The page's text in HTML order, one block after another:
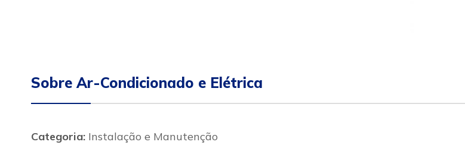
Sobre Ar-Condicionado e Elétrica
Categoria: Instalação e Manutenção